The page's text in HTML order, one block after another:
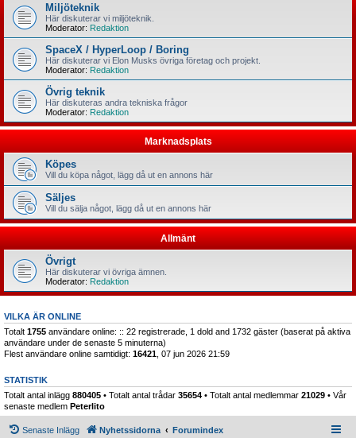
Miljöteknik
Här diskuterar vi miljöteknik.
Moderator: Redaktion
SpaceX / HyperLoop / Boring
Här diskuterar vi Elon Musks övriga företag och projekt.
Moderator: Redaktion
Övrig teknik
Här diskuteras andra tekniska frågor
Moderator: Redaktion
Marknadsplats
Köpes
Vill du köpa något, lägg då ut en annons här
Säljes
Vill du sälja något, lägg då ut en annons här
Allmänt
Övrigt
Här diskuterar vi övriga ämnen.
Moderator: Redaktion
VILKA ÄR ONLINE
Totalt 1755 användare online: :: 22 registrerade, 1 dold and 1732 gäster (baserat på aktiva
användare under de senaste 5 minuterna)
Flest användare online samtidigt: 16421 , 07 jun 2026 21:59
STATISTIK
Totalt antal inlägg 880405 • Totalt antal trådar 35654 • Totalt antal medlemmar 21029 • Vår
senaste medlem Peterlito
Senaste Inlägg Nyhetssidorna Forumindex